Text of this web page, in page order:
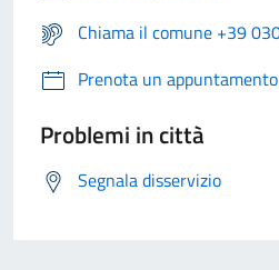
Chiama il comune +39
Prenota un appuntamento
Problemi in città
Segnala disservizio